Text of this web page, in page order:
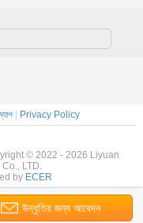
উদ্ধৃতির জন্য আবেদন
| Privacy Policy
© 2022 - 2026 Liyuan
LTD.
by ECER